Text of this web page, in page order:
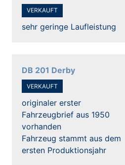
VERKAUFT
sehr geringe Laufleistung
DB 201 Derby
VERKAUFT
originaler erster
Fahrzeugbrief aus 1950
vorhanden
Fahrzeug stammt aus dem
ersten Produktionsjahr